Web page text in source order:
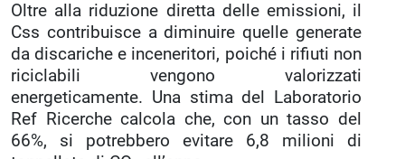
Oltre alla riduzione diretta delle emissioni, il
Css contribuisce a diminuire quelle generate
da discariche e inceneritori, poiché i rifiuti non
riciclabili vengono valorizzati
energeticamente. Una stima del Laboratorio
Ref Ricerche calcola che, con un tasso del
66%, si potrebbero evitare 6,8 milioni di